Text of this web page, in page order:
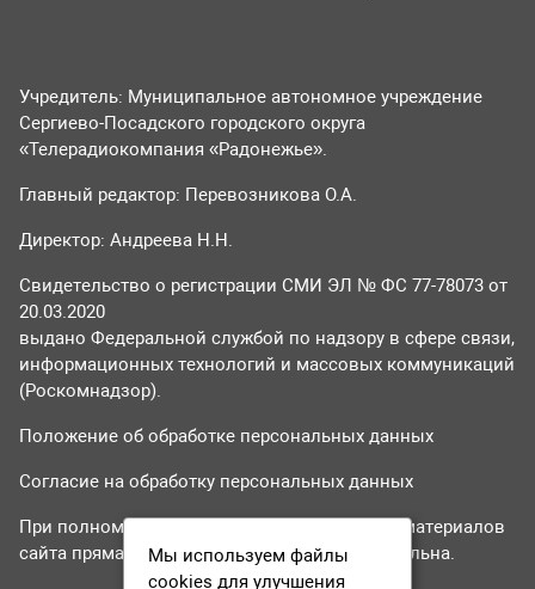
Учредитель: Муниципальное автономное учреждение
Сергиево-Посадского городского округа
«Телерадиокомпания «Радонежье».
Главный редактор: Перевозникова О.А.
Директор: Андреева Н.Н.
Свидетельство о регистрации СМИ ЭЛ № ФС 77-78073 от
20.03.2020
выдано Федеральной службой по надзору в сфере связи,
информационных технологий и массовых коммуникаций
(Роскомнадзор).
Положение об обработке персональных данных
Согласие на обработку персональных данных
При полном или частичном использовании материалов
сайта прямая гиперссылка на tvr24.tv обязательна.
Мы используем файлы
cookies для улучшения